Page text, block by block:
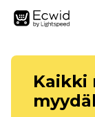
Kaikki